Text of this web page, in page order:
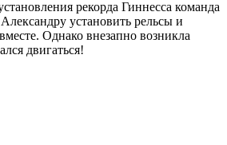
рекорда Гиннесса команда
установить рельсы и
Однако внезапно возникла
двигаться!